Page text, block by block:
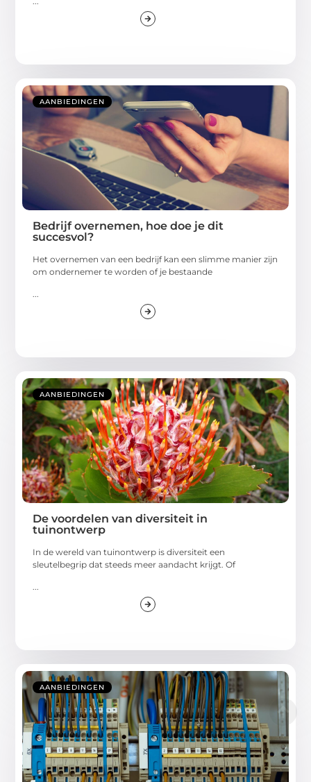
AANBIEDINGEN
Bedrijf overnemen, hoe doe je dit
succesvol?
Het overnemen van een bedrijf kan een slimme manier zijn
om ondernemer te worden of je bestaande
...
AANBIEDINGEN
De voordelen van diversiteit in
tuinontwerp
In de wereld van tuinontwerp is diversiteit een
sleutelbegrip dat steeds meer aandacht krijgt. Of
...
AANBIEDINGEN